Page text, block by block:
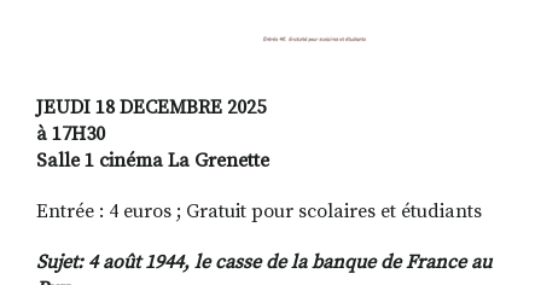
JEUDI 18 DECEMBRE 2025
à 17H30
Salle 1 cinéma La Grenette
Entrée : 4 euros ; Gratuit pour scolaires et étudiants
Sujet: 4 août 1944, le casse de la banque de France au